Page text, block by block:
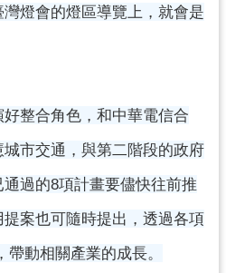
燈會的燈區導覽上，就會是
整合角色，和中華電信合
市交通，與第二階段的政府
過的8項計畫要儘快往前推
案也可隨時提出，透過各項
動相關產業的成長。